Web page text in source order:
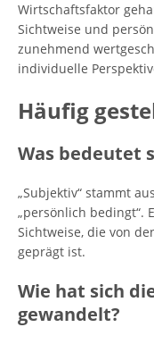
Wirtschaftsfaktor
Sichtweise und
zunehmend
individuelle
Häufig
Was bedeutet
„Subjektiv“ stammt
„persönlich bedingt“.
Sichtweise, die von
geprägt ist.
Wie hat sich
gewandelt?